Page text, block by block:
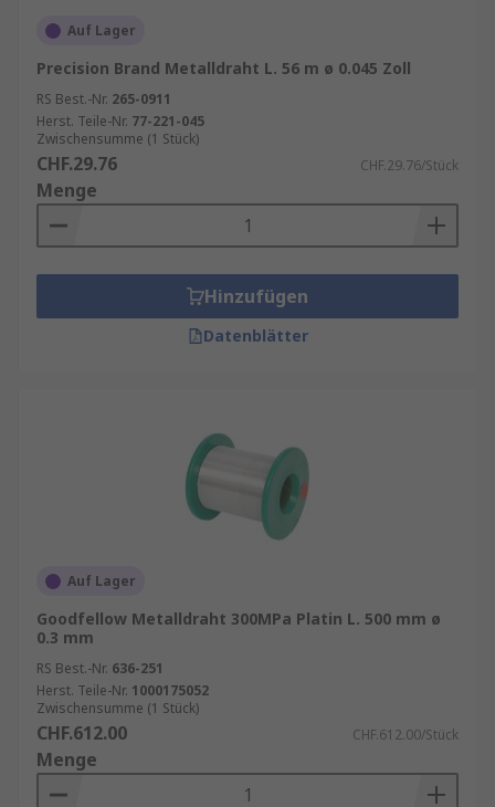
Auf Lager
Precision Brand Metalldraht L. 56 m ø 0.045 Zoll
RS Best.-Nr. 265-0911
Herst. Teile-Nr. 77-221-045
Zwischensumme (1 Stück)
CHF.29.76 CHF.29.76/Stück
Menge
Hinzufügen
Datenblätter
Auf Lager
Goodfellow Metalldraht 300MPa Platin L. 500 mm ø
0.3 mm
RS Best.-Nr. 636-251
Herst. Teile-Nr. 1000175052
Zwischensumme (1 Stück)
CHF.612.00 CHF.612.00/Stück
Menge